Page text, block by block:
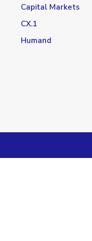
Capital Markets
CX.1
Humand